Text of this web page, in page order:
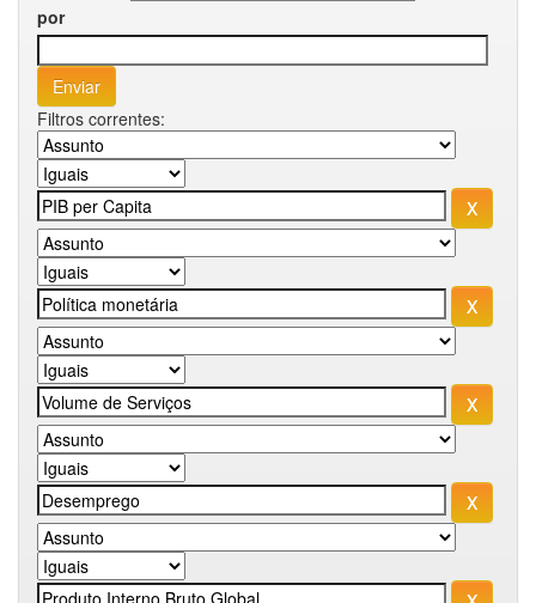
por
Filtros correntes: